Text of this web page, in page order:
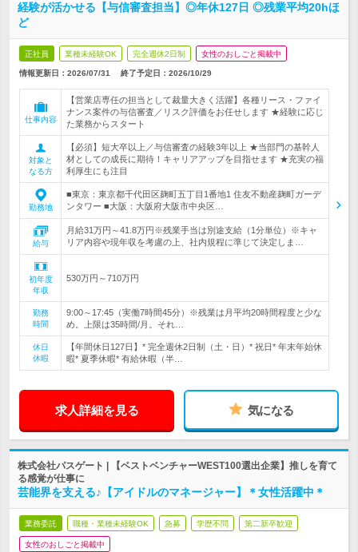
経験が活かせる【与信審査担当】◎年休127日 ◎残業平均20hほ
ど
正社員 業種未経験OK 完全週休2日制 女性のおしごと掲載中
情報更新日：2026/07/31 終了予定日： 2026/10/29
仕事内容
【営業店専任の担当として裁量大きく活躍】各種リース・ファイ
ナンス案件の与信審査／リスク評価をお任せします ★経験に応じ
た業務からスタート
対象と
なる方
【必須】短大卒以上／与信審査の経験3年以上 ★当部門の基幹人
材としての成長に期待！キャリアアップを目指せます ★充実の福
利厚生にも注目
勤務地
■東京：東京都千代田区麹町五丁目1番地1 住友不動産麹町ガーデ
ンタワー ■大阪：大阪府大阪市中央区…
給与
月給31万円～41.8万円※残業手当は別途支給（1分単位）※キャ
リア内容や現年収を考慮の上、社内規程に準じて決定しま…
初年度
年収
530万円～710万円
勤務
時間
9:00～17:45（実働7時間45分）※残業は月平均20時間程度と少な
め。上限は35時間/月。それ…
休日
休暇
【年間休日127日】* 完全週休2日制（土・日）* 祝日* 年末年始休
暇* 夏季休暇* 有給休暇（半…
求人詳細を見る 気になる
株式会社パスゲート | 【ベストベンチャーWEST100選出企業】推しを育て
る感覚が仕事に
芸能界を支える♪【アイドルのマネージャー】＊女性活躍中＊
業務委託 職種・業種未経験OK 急募 学歴不問 第二新卒歓迎
女性のおしごと掲載中